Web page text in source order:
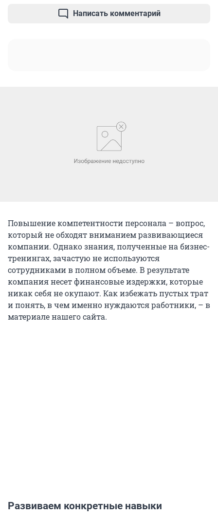
Написать комментарий
Повышение компетентности персонала – вопрос,
который не обходят вниманием развивающиеся
компании. Однако знания, полученные на бизнес-
тренингах, зачастую не используются
сотрудниками в полном объеме. В результате
компания несет финансовые издержки, которые
никак себя не окупают. Как избежать пустых трат
и понять, в чем именно нуждаются работники, – в
материале нашего сайта.
Развиваем конкретные навыки